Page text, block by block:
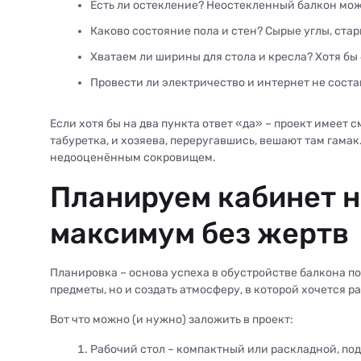
Есть ли остекление? Неостекленный балкон
Каково состояние пола и стен? Сырые углы,
Хватаем ли ширины для стола и кресла? Хотя
Провести ли электричество и интернет не
Если хотя бы на два пункта ответ «да» – проект
табуретка, и хозяева, переругавшись, вешают там
недооценённым сокровищем.
Планируем кабинет
максимум без жертв
Планировка – основа успеха в обустройстве балкона
предметы, но и создать атмосферу, в которой хочется
Вот что можно (и нужно) заложить в проект:
Рабочий стол – компактный или раскладной,